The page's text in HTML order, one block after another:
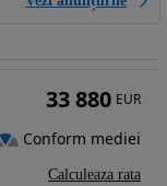
33 880 EUR
Conform mediei
Calculeaza rata